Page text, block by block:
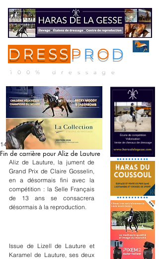
DRESS P R O D
100% dressage
Fin de carrière pour Aliz de Lauture
14 sept. 2023
Aliz de Lauture, la jument de
Grand Prix de Claire Gosselin,
en a désormais fini avec la
compétition : la Selle Français
de 13 ans se consacrera
désormais à la reproduction.
Issue de Lizell de Lauture et
Karamel de Lauture, ses deux